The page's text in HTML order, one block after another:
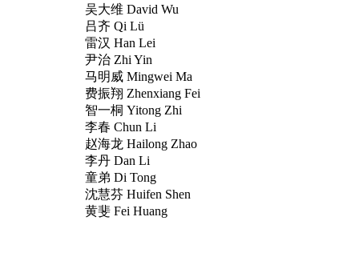
吴大维 David Wu
吕齐 Qi Lü
雷汉 Han Lei
尹治 Zhi Yin
马明威 Mingwei Ma
费振翔 Zhenxiang Fei
智一桐 Yitong Zhi
李春 Chun Li
赵海龙 Hailong Zhao
李丹 Dan Li
童弟 Di Tong
沈慧芬 Huifen Shen
黄斐 Fei Huang